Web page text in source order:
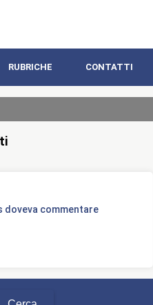
RUBRICHE CONTATTI
doveva commentare